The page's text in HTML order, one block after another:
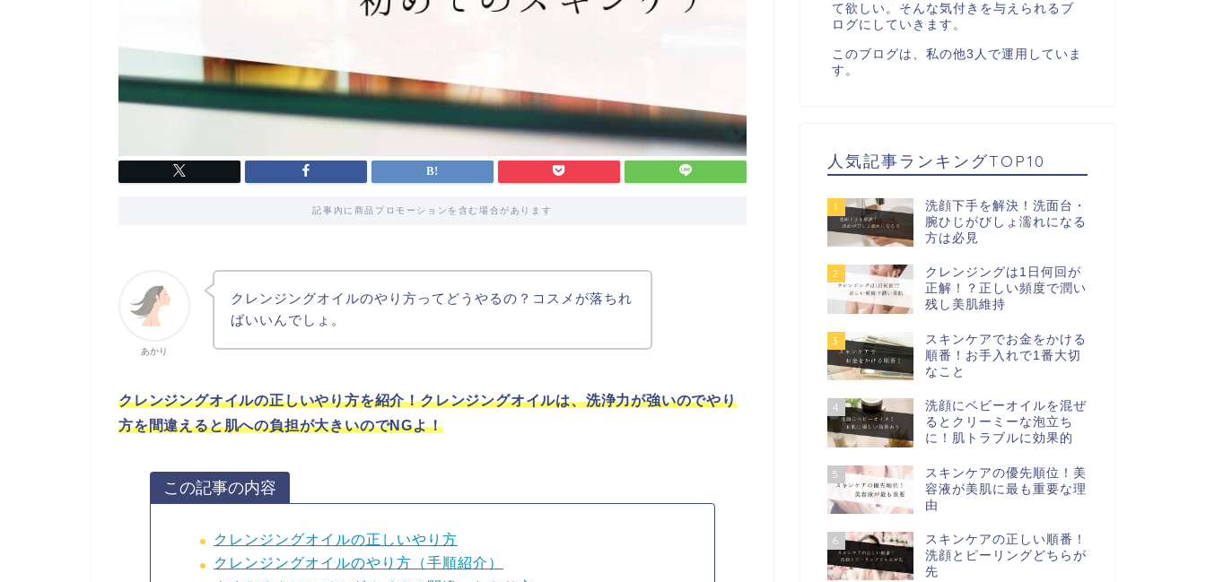
記事内に商品プロモーションを含む場合があります
あかり
クレンジングオイルのやり方ってどうやるの？コスメが落ちれ
ばいいんでしょ。
クレンジングオイルの正しいやり方を紹介！クレンジングオイルは、洗浄力が強いのでやり
方を間違えると肌への負担が大きいのでNGよ！
この記事の内容
クレンジングオイルの正しいやり方
クレンジングオイルのやり方（手順紹介）
て欲しい。そんな気付きを与えられるブ
ログにしていきます。
このブログは、私の他3人で運用していま
す。
人気記事ランキングTOP10
1
洗顔下手を解決！洗面台・
腕ひじがびしょ濡れになる
方は必見
2
クレンジングは1日何回が
正解！？正しい頻度で潤い
残し美肌維持
3
スキンケアでお金をかける
順番！お手入れで1番大切
なこと
4
洗顔にベビーオイルを混ぜ
るとクリーミーな泡立ち
に！肌トラブルに効果的
5
スキンケアの優先順位！美
容液が美肌に最も重要な理
由
6
スキンケアの正しい順番！
洗顔とピーリングどちらが
先